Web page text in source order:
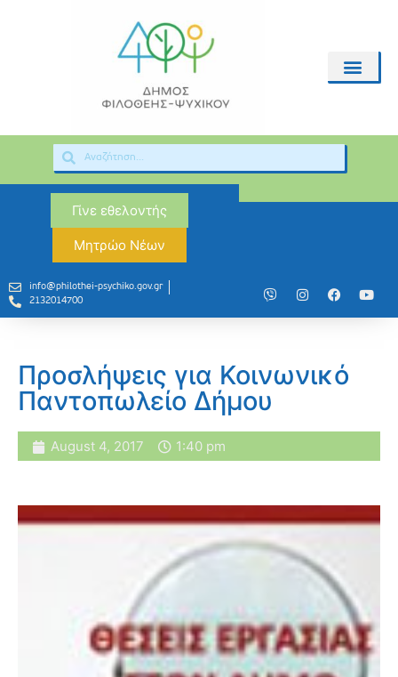
Γίνε εθελοντής
Μητρώο Νέων
info@philothei-psychiko.gov.gr
2132014700
Προσλήψεις για Κοινωνικό
Παντοπωλείο Δήμου
August 4, 2017 1:40 pm